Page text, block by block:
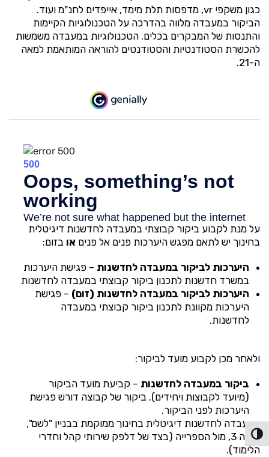
הפעל/כבה ניגודיות גבוהה
כגון משקפי vr, מדפסות תלת מימד, אייפדים לחנ"מ ועוד.
הביקור במעבדה מלווה בהדרכה על הטכנולוגיות הקיימות
והתנסות של המבקרים בכלים. הטכנולוגיות במעבדה משמשות
להכשרת הסטודנטיות והסטודנטים להוראה המותאמת למאה
ה-21. ​​
על מנת לקבוע ביקור קבוצתי במעבדה לחדשנות דיגיטלית
בחינוך יש לתאם מפגש היערכות פנים אל פנים או בזום:
היערכות לביקור במעבדה לחדשנות – פגישת היערכות
במשרד חדשנות לתכנון ביקור קבוצתי במעבדה לחדשנות
היערכות לביקור במעבדה לחדשנות (זום) – פגישת
היערכות מקוונת לתכנון ביקור קבוצתי במעבדה
לחדשנות.
ולאחר מכן לקבוע מועד לביקור:
ביקור במעבדה לחדשנות – קביעת מועד הביקור
(מיועד לקבוצות ויחידים). ביקור של קבוצה דורש פגישת
היערכות לפני הביקור.
המעבדה לחדשנות דיגיטלית בחינוך ממוקמת בבניין "לשם",
קומה 3, מול הספרייה (בצד של דלפק שירותי קהל וחדרי
הלימוד).​​​